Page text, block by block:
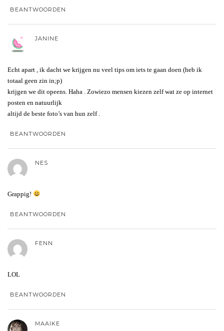
BEANTWOORDEN
JANINE
Echt apart , ik dacht we krijgen nu veel tips om iets te gaan doen (heb ik
totaal geen zin in;p)
krijgen we dit opeens. Haha . Zowiezo mensen kiezen zelf wat ze op internet
posten en natuurlijk
altijd de beste foto’s van hun zelf .
BEANTWOORDEN
NES
Grappig!
BEANTWOORDEN
FENN
LOL
BEANTWOORDEN
MAAIKE